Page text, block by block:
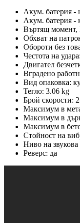
Акум. батерия -
Акум. батерия -
Въртящ момент,
Обхват на
Обороти без
Честота на
Двигател
Вградено
Вид опаковка:
Тегло: 3.06 kg
Брой скорости:
Максимум в
Максимум в
Максимум в
Стойност на
Ниво на
Реверс: да